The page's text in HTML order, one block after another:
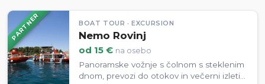
PARTNER BOAT TOUR · EXCURSION
Nemo Rovinj
od 15 € na osebo
Panoramske vožnje s čolnom s steklenim
dnom, prevozi do otokov in večerni izleti